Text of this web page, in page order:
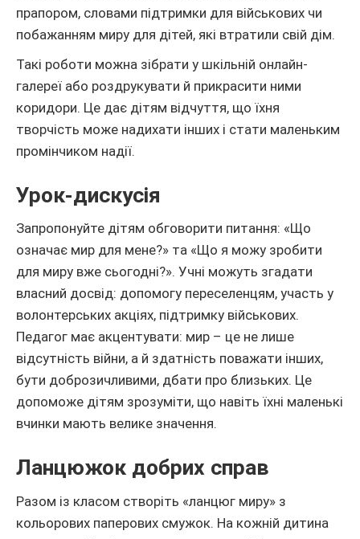
прапором, словами підтримки для військових чи
побажанням миру для дітей, які втратили свій дім.
Такі роботи можна зібрати у шкільній онлайн-
галереї або роздрукувати й прикрасити ними
коридори. Це дає дітям відчуття, що їхня
творчість може надихати інших і стати маленьким
промінчиком надії.
Урок-дискусія
Запропонуйте дітям обговорити питання: «Що
означає мир для мене?» та «Що я можу зробити
для миру вже сьогодні?». Учні можуть згадати
власний досвід: допомогу переселенцям, участь у
волонтерських акціях, підтримку військових.
Педагог має акцентувати: мир – це не лише
відсутність війни, а й здатність поважати інших,
бути доброзичливими, дбати про близьких. Це
допоможе дітям зрозуміти, що навіть їхні маленькі
вчинки мають велике значення.
Ланцюжок добрих справ
Разом із класом створіть «ланцюг миру» з
кольорових паперових смужок. На кожній дитина